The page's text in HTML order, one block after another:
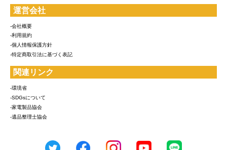
運営会社
-会社概要
-利用規約
-個人情報保護方針
-特定商取引法に基づく表記
関連リンク
-環境省
-SDGsについて
-家電製品協会
-遺品整理士協会